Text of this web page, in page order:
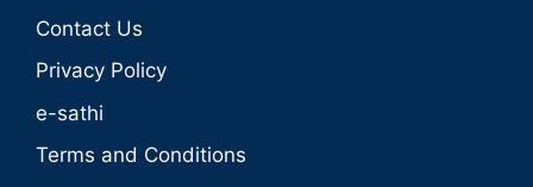
Contact Us
Privacy Policy
e-sathi
Terms and Conditions